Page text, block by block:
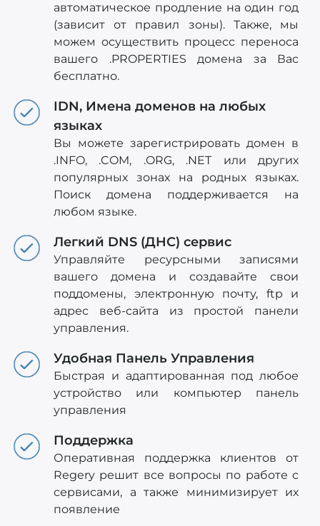
автоматическое продление на один год
(зависит от правил зоны). Также, мы
можем осуществить процесс переноса
вашего .PROPERTIES домена за Вас
бесплатно.
IDN, Имена доменов на любых
языках
Вы можете зарегистрировать домен в
.INFO, .COM, .ORG, .NET или других
популярных зонах на родных языках.
Поиск домена поддерживается на
любом языке.
Легкий DNS (ДНС) сервис
Управляйте ресурсными записями
вашего домена и создавайте свои
поддомены, электронную почту, ftp и
адрес веб-сайта из простой панели
управления.
Удобная Панель Управления
Быстрая и адаптированная под любое
устройство или компьютер панель
управления
Поддержка
Оперативная поддержка клиентов от
Regery решит все вопросы по работе с
сервисами, а также минимизирует их
появление